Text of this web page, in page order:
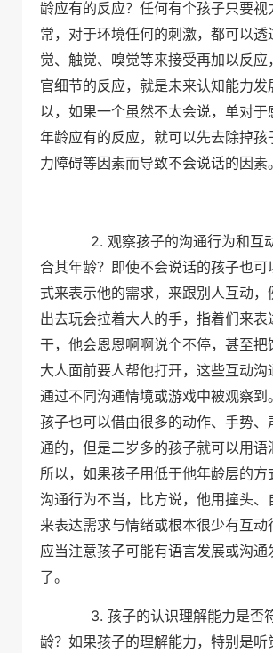
龄应有的反应？任何有个孩子只要视
常，对于环境任何的刺激，都可以透
觉、触觉、嗅觉等来接受再加以反应
官细节的反应，就是未来认知能力发
以，如果一个虽然不太会说，单对于
年龄应有的反应，就可以先去除掉孩
力障碍等因素而导致不会说话的因素
2. 观察孩子的沟通行为和互
合其年龄？即使不会说话的孩子也可
式来表示他的需求，来跟别人互动，
出去玩会拉着大人的手，指着们来表
干，他会恩恩啊啊说个不停，甚至把
大人面前要人帮他打开，这些互动沟
通过不同沟通情境或游戏中被观察到
孩子也可以借由很多的动作、手势、
通的，但是二岁多的孩子就可以用语
所以，如果孩子用低于他年龄层的方
沟通行为不当，比方说，他用撞头、
来表达需求与情绪或根本很少有互动
应当注意孩子可能有语言发展或沟通
了。
3. 孩子的认识理解能力是否
龄？如果孩子的理解能力，特别是听